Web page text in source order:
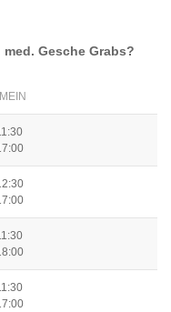
med. Gesche Grabs?